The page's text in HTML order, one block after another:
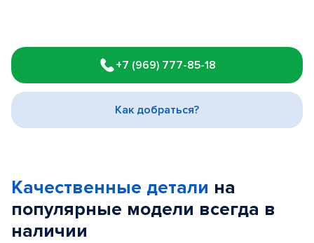
1
of
3
+7 (969) 777-85-18
Как добраться?
Качественные детали на
популярные модели всегда в
наличии